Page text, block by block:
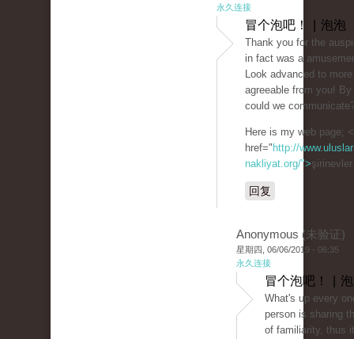
永久连接
冒个泡吧！ | 泡泡
Thank you for the
in fact was a
Look advanced to
agreeable from you!
could we
Here is my web page;
href=" http://
nakliyat.org/">
回复
Anonymous (未验证)
星期四, 06/06/2019 - 06:35
永久连接
冒个泡吧！ |
What's up every
person is sharing
of familiarity, thus